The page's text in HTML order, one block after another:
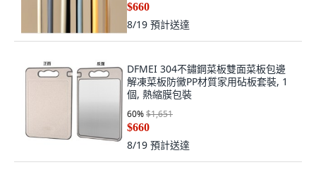
$660
8/19 預計送達
DFMEI 304不鏽鋼菜板雙面菜板包邊
解凍菜板防黴PP材質家用砧板套裝, 1
個, 熱縮膜包裝
60%$1,651
$660
8/19 預計送達